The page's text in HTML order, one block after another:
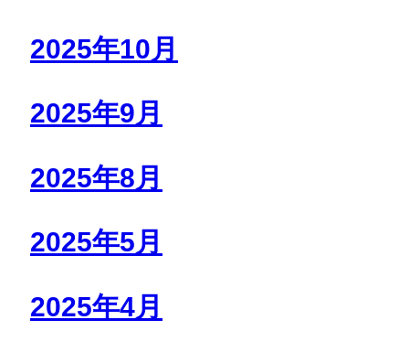
2025年10月
2025年9月
2025年8月
2025年5月
2025年4月